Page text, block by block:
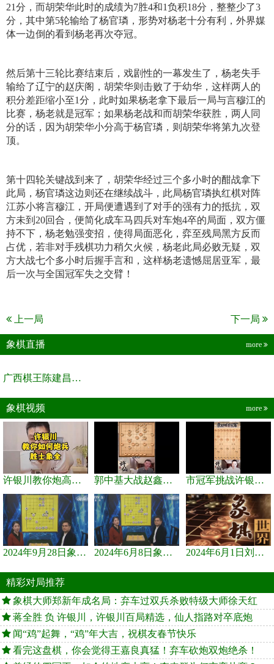
21分，而胡荣华此时的成绩为7胜4和1负积18分，整整少了3
分，其中第5轮输给了杨官璘，形势对杨老十分有利，外界媒
体一边倒的看到杨老再次夺冠。
然后第十三轮比赛结束后，戏剧性的一幕发生了，杨老失手
输给了辽宁的赵庆阁，胡荣华则击败了于幼华，这样两人的
积分差距缩小至1分，此时如果杨老拿下最后一局与言穆江的
比赛，杨老就是冠军；如果杨老战和而胡荣华获胜，两人同
分的话，因为胡荣华小分高于杨官璘，则胡荣华将第九次登
顶。
第十四轮关键战到来了，胡荣华经过三个多小时的酣战拿下
此局，杨官璘这边则还在继续战斗，此局杨官璘执红棋对阵
江苏小将言穆江，开局便遭遇到了对手的强有力的抵抗，双
方未到20回合，便简化成车马四兵对车炮4卒的局面，双方僵
持不下，杨老勉强变招，使得局面恶化，弈至残局黑方反而
占优，若非对手残棋功力稍欠火候，杨老此局必败无疑，双
方大战七个多小时后握手言和，这样杨老遗憾屈居亚军，最
后一次与全国冠军失之交臂！
上一局 下一局
象棋直播 more
广西棋王陈建昌直播间
象棋视频 more
许银川教你炮高兵士象全如何赢士象全，简单四步即可 郭中基大战赵鑫鑫，许银川激情讲解 市冠军挑战许银川，急进中兵变化真激烈！
2024年9月28日象棋世界栏目，刘君、蒋川讲解了第九届杨官璘杯象棋... 2024年6月8日象棋世界，刘君、蒋川讲解了第九届杨官璘杯全国象棋... 2024年6月1日刘君、蒋川讲解第三届上海杯象棋大师赛谢靖与李少庚...
精彩对局推荐
象棋大师郑新年成名局：弃车过双兵杀败特级大师徐天红
蒋全胜 负 许银川，许银川百局精选，仙人指路对卒底炮
闻“鸡”起舞，“鸡”年大吉，祝棋友春节快乐
看完这盘棋，你会觉得王嘉良真猛！弃车砍炮双炮绝杀！